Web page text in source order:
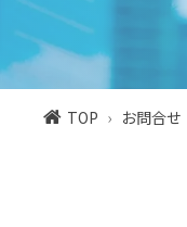
TOP お問合せ